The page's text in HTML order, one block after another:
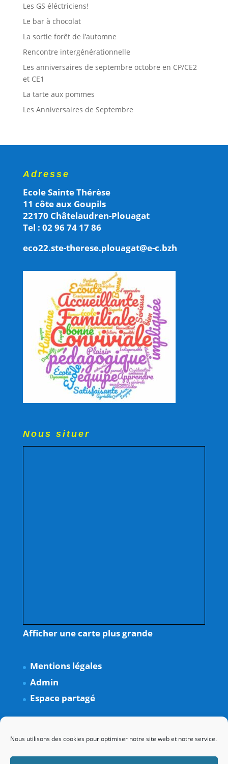
Nous utilisons des cookies pour optimiser notre site web et notre service.
Les GS éléctriciens!
Le bar à chocolat
La sortie forêt de l’automne
Rencontre intergénérationnelle
Les anniversaires de septembre octobre en CP/CE2
et CE1
La tarte aux pommes
Les Anniversaires de Septembre
Adresse
Ecole Sainte Thérèse
11 côte aux Goupils
22170 Châtelaudren-Plouagat
Tel : 02 96 74 17 86
eco22.ste-therese.plouagat@e-c.bzh
Nous situer
Afficher une carte plus grande
Mentions légales
Admin
Espace partagé